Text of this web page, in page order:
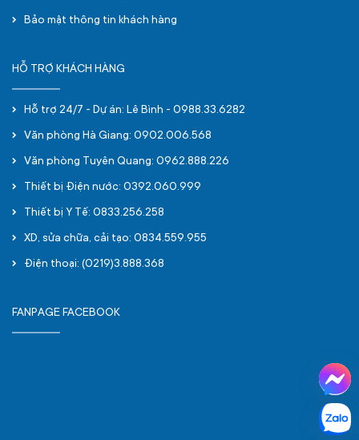
Bảo mật thông tin khách hàng
HỖ TRỢ KHÁCH HÀNG
Hỗ trợ 24/7 - Dự án: Lê Bình - 0988.33.6282
Văn phòng Hà Giang: 0902.006.568
Văn phòng Tuyên Quang: 0962.888.226
Thiết bị Điện nước: 0392.060.999
Thiết bị Y Tế: 0833.256.258
XD, sửa chữa, cải tạo: 0834.559.955
Điện thoại: (0219)3.888.368
FANPAGE FACEBOOK